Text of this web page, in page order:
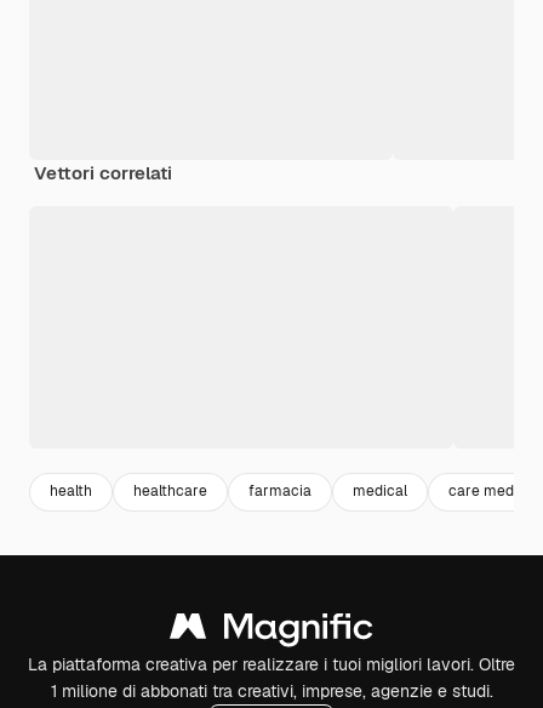
Vettori correlati
health healthcare farmacia medical care medical
La piattaforma creativa per realizzare i tuoi migliori lavori. Oltre
1 milione di abbonati tra creativi, imprese, agenzie e studi.